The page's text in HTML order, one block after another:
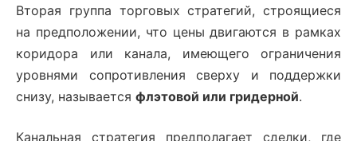
Вторая группа торговых стратегий, строящиеся
на предположении, что цены двигаются в рамках
коридора или канала, имеющего ограничения
уровнями сопротивления сверху и поддержки
снизу, называется флэтовой или гридерной.
Канальная стратегия предполагает сделки, где